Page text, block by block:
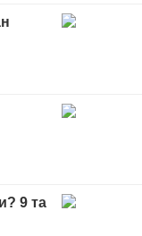
9 та